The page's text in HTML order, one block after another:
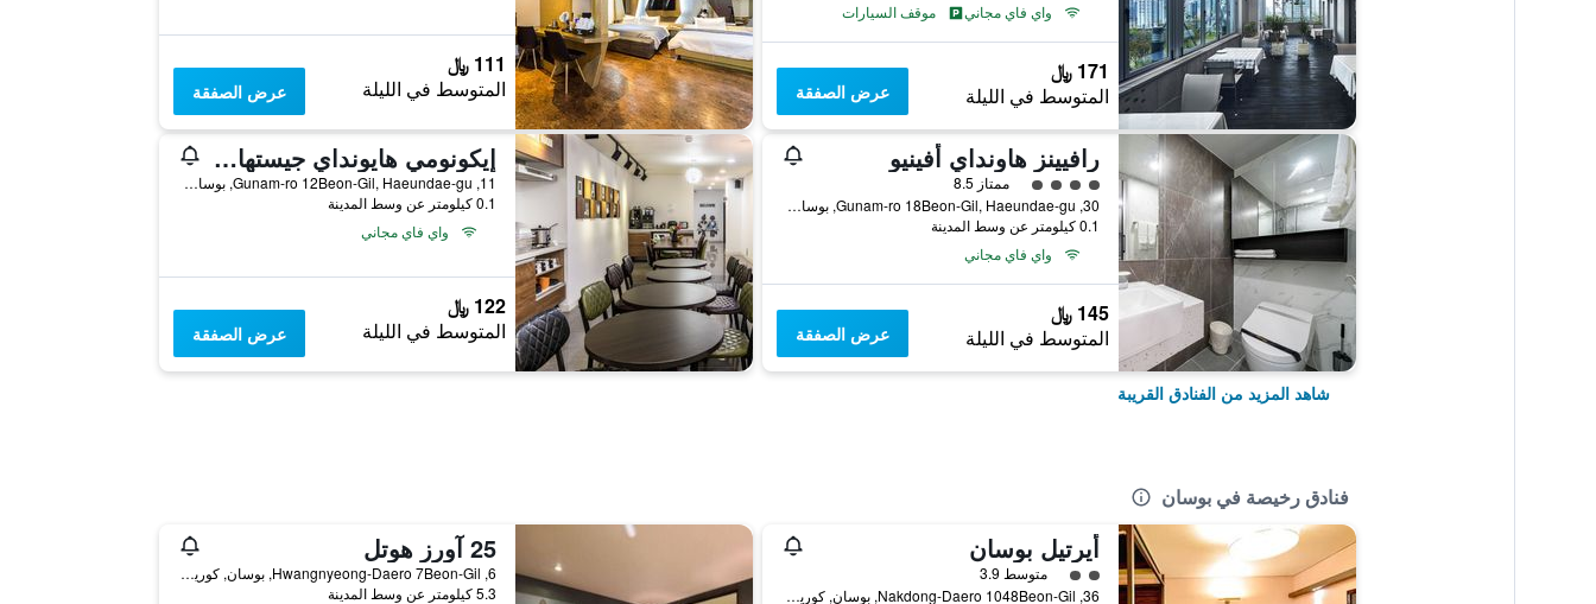
واي فاي مجاني
موقف السيارات
171 ﷼
المتوسط في الليلة عرض الصفقة
111 ﷼
المتوسط في الليلة عرض الصفقة
رافيينز هاونداي أفينيو
تقييم فئة 4
ممتاز 8.5
30, Gunam-ro 18Beon-Gil, Haeundae-gu, بوسان, كوريا الجنوبية
0.1 كيلومتر عن وسط المدينة
واي فاي مجاني
145 ﷼
المتوسط في الليلة عرض الصفقة
إيكونومي هايونداي جيستهاوس
11, Gunam-ro 12Beon-Gil, Haeundae-gu, بوسان, كوريا الجنوبية
0.1 كيلومتر عن وسط المدينة
واي فاي مجاني
122 ﷼
المتوسط في الليلة عرض الصفقة
شاهد المزيد من الفنادق القريبة
فنادق رخيصة في بوسان
أيرتيل بوسان
تقييم فئة 2متوسط 3.9
36, Nakdong-Daero 1048Beon-Gil, بوسان, كوريا الجنوبية
25 آورز هوتل
6, Hwangnyeong-Daero 7Beon-Gil, بوسان, كوريا الجنوبية
5.3 كيلومتر عن وسط المدينة